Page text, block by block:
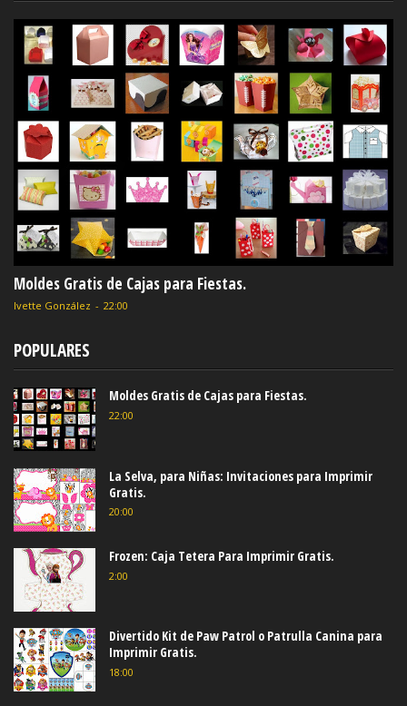
Moldes Gratis de Cajas para Fiestas.
Ivette González - 22:00
POPULARES
Moldes Gratis de Cajas para Fiestas.
22:00
La Selva, para Niñas: Invitaciones para Imprimir
Gratis.
20:00
Frozen: Caja Tetera Para Imprimir Gratis.
2:00
Divertido Kit de Paw Patrol o Patrulla Canina para
Imprimir Gratis.
18:00